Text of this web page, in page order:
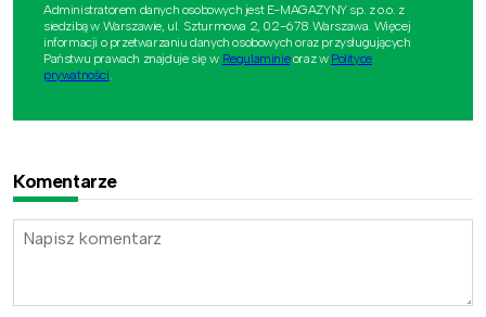
Administratorem danych osobowych jest E-MAGAZYNY sp. z o.o. z
siedzibą w Warszawie, ul. Szturmowa 2, 02-678 Warszawa. Więcej
informacji o przetwarzaniu danych osobowych oraz przysługujących
Państwu prawach znajduje się w Regulaminieoraz w Polityce
prywatności
Komentarze